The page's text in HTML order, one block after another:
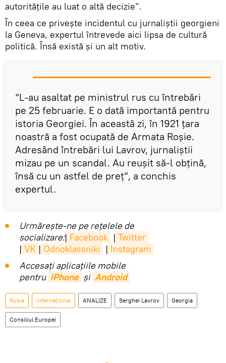
autoritățile au luat o altă decizie”.
În ceea ce privește incidentul cu jurnaliștii georgieni
la Geneva, expertul întrevede aici lipsa de cultură
politică. Însă există și un alt motiv.
“L-au asaltat pe ministrul rus cu întrebări
pe 25 februarie. E o dată importantă pentru
istoria Georgiei. În această zi, în 1921 țara
noastră a fost ocupată de Armata Roșie.
Adresând întrebări lui Lavrov, jurnaliștii
mizau pe un scandal. Au reușit să-l obțină,
însă cu un astfel de preț”, a conchis
expertul.
Urmărește-ne pe rețelele de
socializare:| Facebook | Twitter
| VK | Odnoklassniki | Instagram
Accesaţi aplicaţiile mobile
pentru iPhone și Android
Rusia Internaţional ANALIZE Serghei Lavrov Georgia
Consiliul Europei